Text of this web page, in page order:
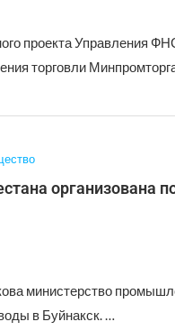
проекта Управления
торговли
организована
министерство
в Буйнакск. …